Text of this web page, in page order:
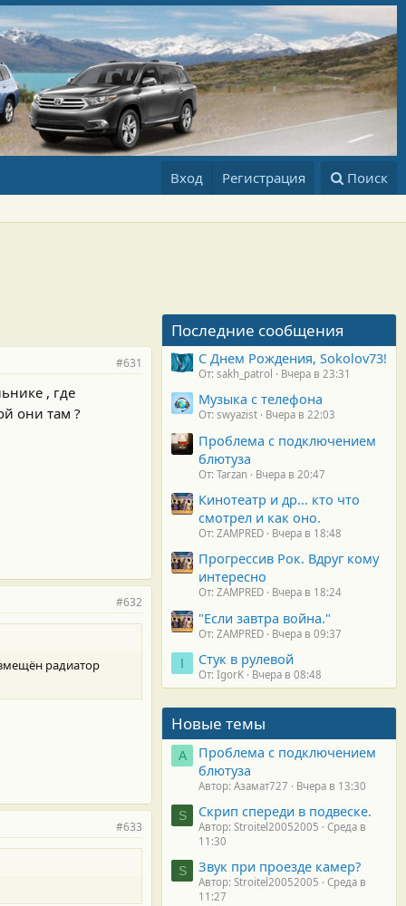
Вход Регистрация Поиск
#631
, где
они там ?
#632
радиатор
#633
Последние сообщения
С Днем Рождения, Sokolov73!
От: sakh_patrol Вчера в 23:31
Музыка с телефона
От: swyazist Вчера в 22:03
Проблема с подключением
блютуза
От: Tarzan Вчера в 20:47
Кинотеатр и др... кто что
смотрел и как оно.
От: ZAMPRED Вчера в 18:48
Прогрессив Рок. Вдруг кому
интересно
От: ZAMPRED Вчера в 18:24
"Если завтра война."
От: ZAMPRED Вчера в 09:37
I Стук в рулевой
От: IgorK Вчера в 08:48
Новые темы
А
Проблема с подключением
блютуза
Автор: Азамат727 Вчера в 13:30
S Скрип спереди в подвеске.
Автор: Stroitel20052005
Среда в
11:30
S Звук при проезде камер?
Автор: Stroitel20052005
Среда в
11:27